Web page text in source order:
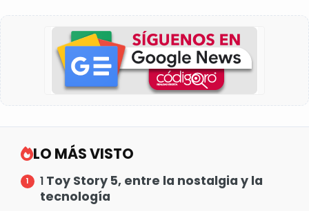
LO MÁS VISTO
1 Toy Story 5, entre la nostalgia y la
tecnología